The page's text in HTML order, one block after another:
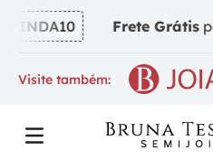
Frete Grátis
Visite também: